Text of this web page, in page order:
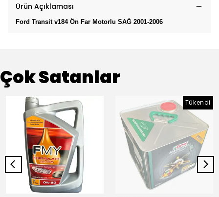
Ürün Açıklaması
Ford Transit v184 Ön Far Motorlu SAĞ 2001-2006
Çok Satanlar
Tükendi